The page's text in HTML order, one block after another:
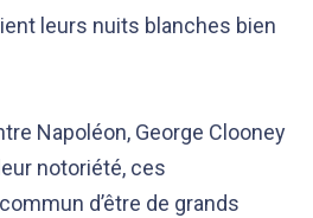
leurs nuits blanches bien
Napoléon, George Clooney
notoriété, ces
d’être de grands